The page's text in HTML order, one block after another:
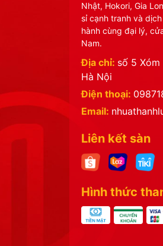
Nhật, Hokori, Gia
sỉ cạnh tranh và
hành cùng đại lý,
Nam.
Địa chỉ: số 5 Xóm
Hà Nội
Điện thoại:
Email:
Liên kết sàn
Hình thức